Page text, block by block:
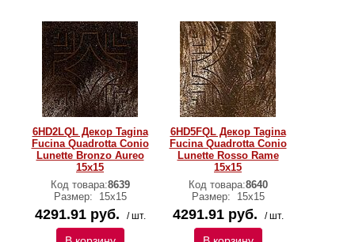
6HD2LQL Декор Tagina
Fucina Quadrotta Conio
Lunette Bronzo Aureo
15x15
Код товара:8639
Размер:
15x15
4291.91 руб. / шт.
6HD5FQL Декор Tagina
Fucina Quadrotta Conio
Lunette Rosso Rame
15x15
Код товара:8640
Размер:
15x15
4291.91 руб. / шт.